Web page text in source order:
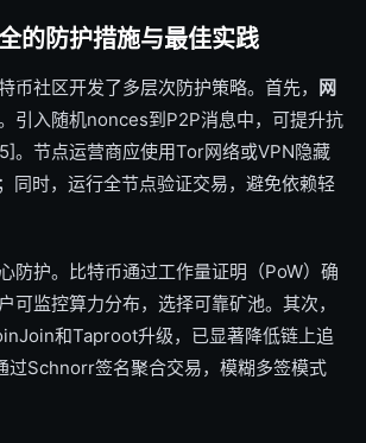
的防护措施与最佳实践
币社区开发了多层次防护策略。首先， 网
引入随机nonces到P2P消息中，可提升抗
。节点运营商应使用Tor网络或VPN隐藏
同时，运行全节点验证交易，避免依赖轻
防护。比特币通过工作量证明（PoW）确
可监控算力分布，选择可靠矿池。其次，
和Taproot升级，已显著降低链上追
过Schnorr签名聚合交易，模糊多签模式